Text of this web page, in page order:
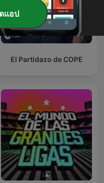
El Partidazo de COPE
แอป